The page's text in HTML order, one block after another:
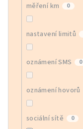
měření km 0
nastavení limitů
oznámení SMS 0
oznámení hovorů
sociální sítě 0